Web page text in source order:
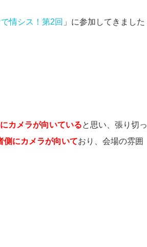
情シス！第2回 」に参加してきました
カメラが向いていると思い、張り切っ
側にカメラが向いており、会場の雰囲